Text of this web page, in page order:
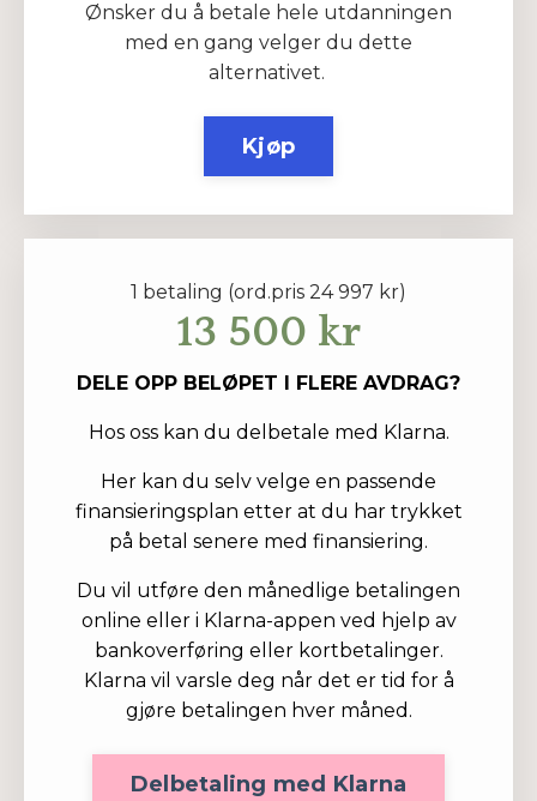
Ønsker du å betale hele utdanningen
med en gang velger du dette
alternativet.
Kjøp
1 betaling (ord.pris 24 997 kr)
13 500 kr
DELE OPP BELØPET I FLERE AVDRAG?
Hos oss kan du delbetale med Klarna.
Her kan du selv velge en passende
finansieringsplan etter at du har trykket
på betal senere med finansiering.
Du vil utføre den månedlige betalingen
online eller i Klarna-appen ved hjelp av
bankoverføring eller kortbetalinger.
Klarna vil varsle deg når det er tid for å
gjøre betalingen hver måned.
Delbetaling med Klarna